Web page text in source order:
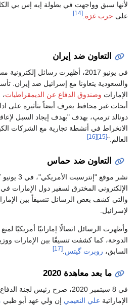
لأنها سبق وواجهت في بطولة إيه إس بي
على حرب غزة [14]
التعاون ضد إيران
في يونيو 2017، أظهرت رسائل
والسعودية يتعاونا مع إسرائيل ضد إيران.
الإمارات وصندوق الدفاع عن الديمقراطيات،
أبحاث غير محافظ يعرف أيضاً بتأثيره على
دونالد ترمپ، بهدف "بهدف إيجاد السبل
الانخراط في أنشطة تجارية مع الشركات
العالم."[15]
[16]
التعاون ضد حماس
الإلكتروني المخترق لسفير دول الإمارات
والتي كشف بعض الرسائل تنسيقاً بين
لإسرائيل.
وأظهرت الرسائل اتصالًا إماراتيًا أمريكيًا
الدوحة، كما كشفت تنسيقًا بين الإمارات
السابق، روبرت گيتس.
[17]
ما بعد معاهدة 2020
في 8 سبتمبر 2020، صرح رئيس لجنة
الإماراتية علي النعيمي إن ولي عهد أبو ظبي